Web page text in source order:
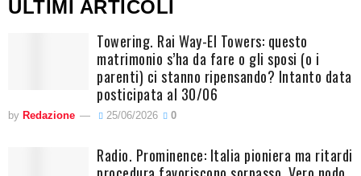
ULTIMI ARTICOLI
Towering. Rai Way-EI Towers: questo
matrimonio s’ha da fare o gli sposi (o i
parenti) ci stanno ripensando? Intanto data
posticipata al 30/06
by Redazione 25/06/2026 0
Radio. Prominence: Italia pioniera ma ritardi